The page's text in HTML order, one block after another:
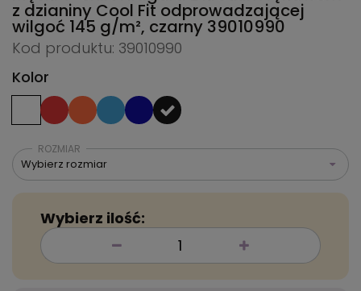
z dzianiny Cool Fit odprowadzającej
wilgoć 145 g/m², czarny 39010990
Kod produktu: 39010990
Kolor
ROZMIAR
Wybierz rozmiar
Wybierz ilość: